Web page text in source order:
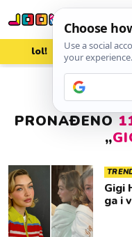
lol! aww
PRONAĐENO
„
Gigi
ga i